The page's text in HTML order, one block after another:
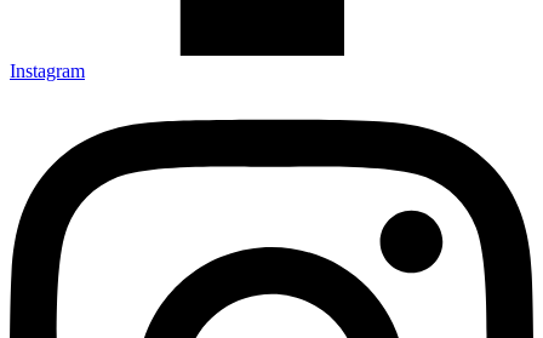
Instagram